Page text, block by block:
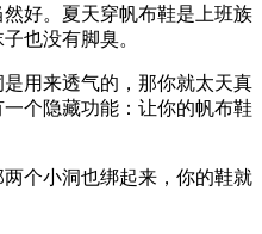
好。夏天穿帆布鞋是上班族
也没有脚臭。
用来透气的，那你就太天真
个隐藏功能：让你的帆布鞋
个小洞也绑起来，你的鞋就